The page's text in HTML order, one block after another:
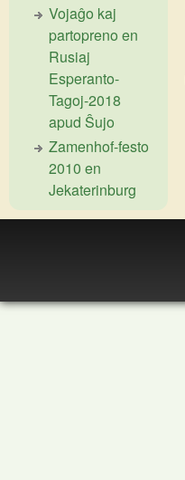
Vojaĝo kaj
partopreno en
Rusiaj
Esperanto-
Tagoj-2018
apud Ŝujo
Zamenhof-festo
2010 en
Jekaterinburg